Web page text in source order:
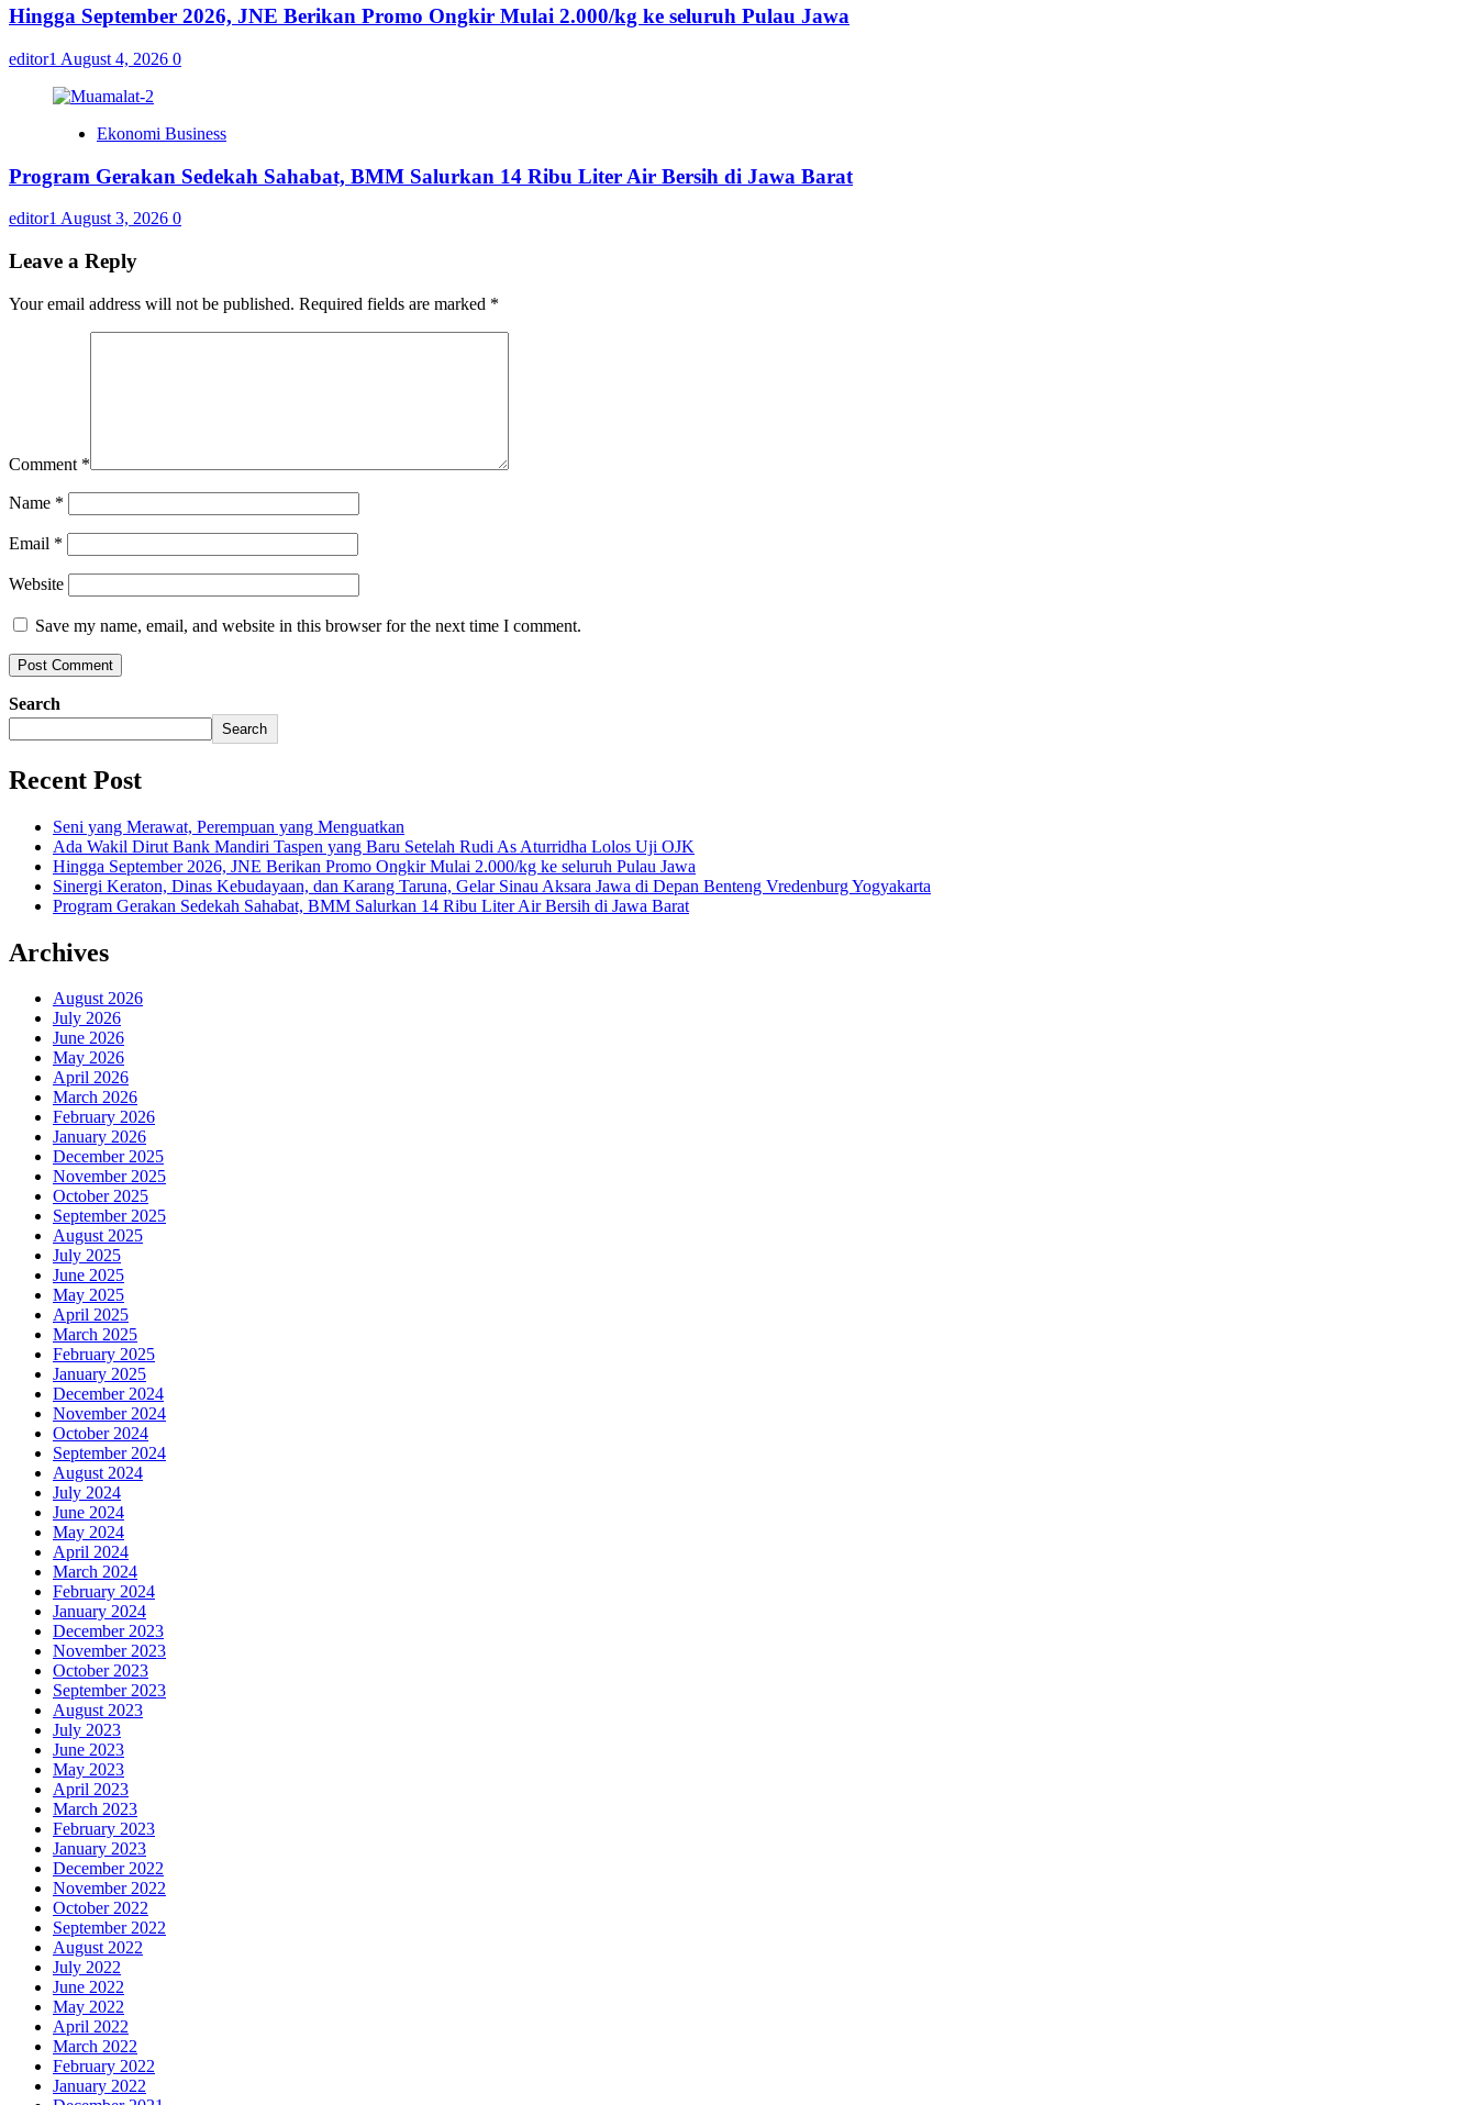
Hingga September 2026, JNE Berikan Promo Ongkir Mulai 2.000/kg ke seluruh Pulau Jawa
editor1 August 4, 2026 0
Ekonomi Business
Program Gerakan Sedekah Sahabat, BMM Salurkan 14 Ribu Liter Air Bersih di Jawa Barat
editor1 August 3, 2026 0
Leave a Reply
Your email address will not be published. Required fields are marked *
Comment *
Name *
Email *
Website
Save my name, email, and website in this browser for the next time I comment.
Search
Search
Recent Post
Seni yang Merawat, Perempuan yang Menguatkan
Ada Wakil Dirut Bank Mandiri Taspen yang Baru Setelah Rudi As Aturridha Lolos Uji OJK
Hingga September 2026, JNE Berikan Promo Ongkir Mulai 2.000/kg ke seluruh Pulau Jawa
Sinergi Keraton, Dinas Kebudayaan, dan Karang Taruna, Gelar Sinau Aksara Jawa di Depan Benteng Vredenburg Yogyakarta
Program Gerakan Sedekah Sahabat, BMM Salurkan 14 Ribu Liter Air Bersih di Jawa Barat
Archives
August 2026
July 2026
June 2026
May 2026
April 2026
March 2026
February 2026
January 2026
December 2025
November 2025
October 2025
September 2025
August 2025
July 2025
June 2025
May 2025
April 2025
March 2025
February 2025
January 2025
December 2024
November 2024
October 2024
September 2024
August 2024
July 2024
June 2024
May 2024
April 2024
March 2024
February 2024
January 2024
December 2023
November 2023
October 2023
September 2023
August 2023
July 2023
June 2023
May 2023
April 2023
March 2023
February 2023
January 2023
December 2022
November 2022
October 2022
September 2022
August 2022
July 2022
June 2022
May 2022
April 2022
March 2022
February 2022
January 2022